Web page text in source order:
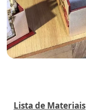
Lista de Materiais